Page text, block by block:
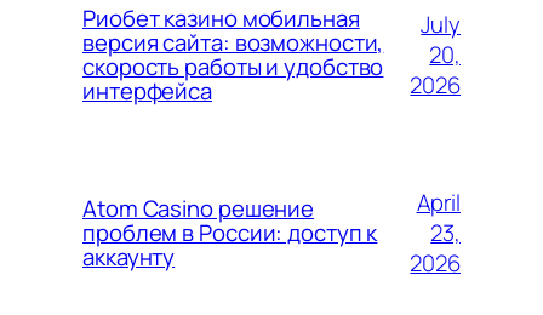
Риобет казино мобильная
версия сайта: возможности,
скорость работы и удобство
интерфейса
July
20,
2026
Atom Casino решение
проблем в России: доступ к
аккаунту
April
23,
2026